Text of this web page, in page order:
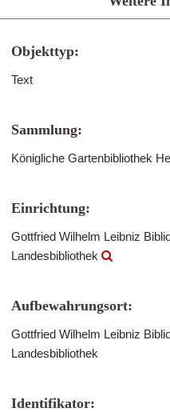
Objekttyp:
Text
Sammlung:
Königliche Gartenbibliothek
Einrichtung:
Gottfried Wilhelm Leibniz
Landesbibliothek
Aufbewahrungsort:
Gottfried Wilhelm Leibniz
Landesbibliothek
Identifikator: